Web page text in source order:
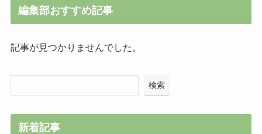
編集部おすすめ記事
記事が見つかりませんでした。
検索
新着記事